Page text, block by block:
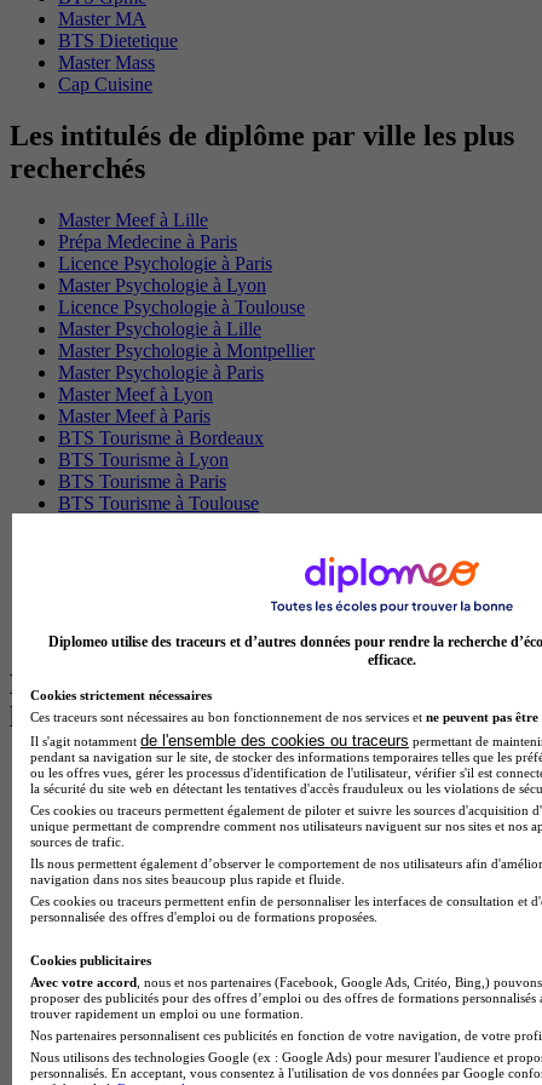
Master MA
BTS Dietetique
Master Mass
Cap Cuisine
Les intitulés de diplôme par ville les plus
recherchés
Master Meef à Lille
Prépa Medecine à Paris
Licence Psychologie à Paris
Master Psychologie à Lyon
Licence Psychologie à Toulouse
Master Psychologie à Lille
Master Psychologie à Montpellier
Master Psychologie à Paris
Master Meef à Lyon
Master Meef à Paris
BTS Tourisme à Bordeaux
BTS Tourisme à Lyon
BTS Tourisme à Paris
BTS Tourisme à Toulouse
BTS Communication à Bordeaux
BTS Communication à Lyon
BTS Ndrc à Lyon
Les intitulés de diplôme par alternance
les plus recherchés
BTS Esf en alternance
BTS Dietetique en alternance
BTS Mco en alternance
BTS Pi en alternance
BTS Sp3s en alternance
Master CCA en alternance
BTS Ndrc en alternance
BTS Sam en alternance
BTS Sio en alternance
MSc Marketing Digital en alternance
BTS Gpme en alternance
Cap Electricien en alternance
BTS Gpn en alternance
BTS Domotique en alternance
Diplomeo utilise des traceurs et d’autres données pour rendre la recherche
efficace.
Cookies strictement nécessaires
Ces traceurs sont nécessaires au bon fonctionnement de nos services et ne peuvent pas être
Il s'agit notamment de l'ensemble des cookies ou traceurs permettant de
pendant sa navigation sur le site, de stocker des informations temporaires telles que les
ou les offres vues, gérer les processus d'identification de l'utilisateur, vérifier s'il est
la sécurité du site web en détectant les tentatives d'accès frauduleux ou les violations de
Ces cookies ou traceurs permettent également de piloter et suivre les sources d'acquisition
unique permettant de comprendre comment nos utilisateurs naviguent sur nos sites et nos
sources de trafic.
Ils nous permettent également d’observer le comportement de nos utilisateurs afin
navigation dans nos sites beaucoup plus rapide et fluide.
Ces cookies ou traceurs permettent enfin de personnaliser les interfaces de consultation et
personnalisée des offres d'emploi ou de formations proposées.
Cookies publicitaires
Avec votre accord , nous et nos partenaires (Facebook, Google Ads, Critéo, Bing,)
proposer des publicités pour des offres d’emploi ou des offres de formations
trouver rapidement un emploi ou une formation.
Nos partenaires personnalisent ces publicités en fonction de votre navigation, de votre
Nous utilisons des technologies Google (ex : Google Ads) pour mesurer l'audience et
personnalisés. En acceptant, vous consentez à l'utilisation de vos données par Google